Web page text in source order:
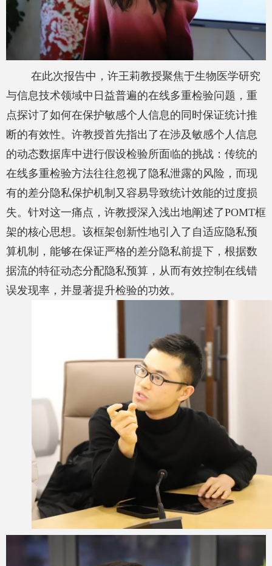
在此次报告中，许王莉教授聚焦于生物医学研究
与信息技术领域中日益普遍的在线多重检验问题，重
点探讨了如何在保护敏感个人信息的同时保证统计推
断的有效性。许教授首先指出了在涉及敏感个人信息
的动态数据库中进行假设检验所面临的挑战：传统的
在线多重检验方法往往忽视了隐私泄露的风险，而现
有的差分隐私保护机制又容易导致统计效能的过度损
失。针对这一痛点，许教授深入浅出地阐述了POMT框
架的核心思想。该框架创新性地引入了自适应隐私预
算机制，能够在保证严格的差分隐私前提下，根据数
据流的特征动态分配隐私预算，从而有效控制在线错
误发现率，并显著提升检验的功效。